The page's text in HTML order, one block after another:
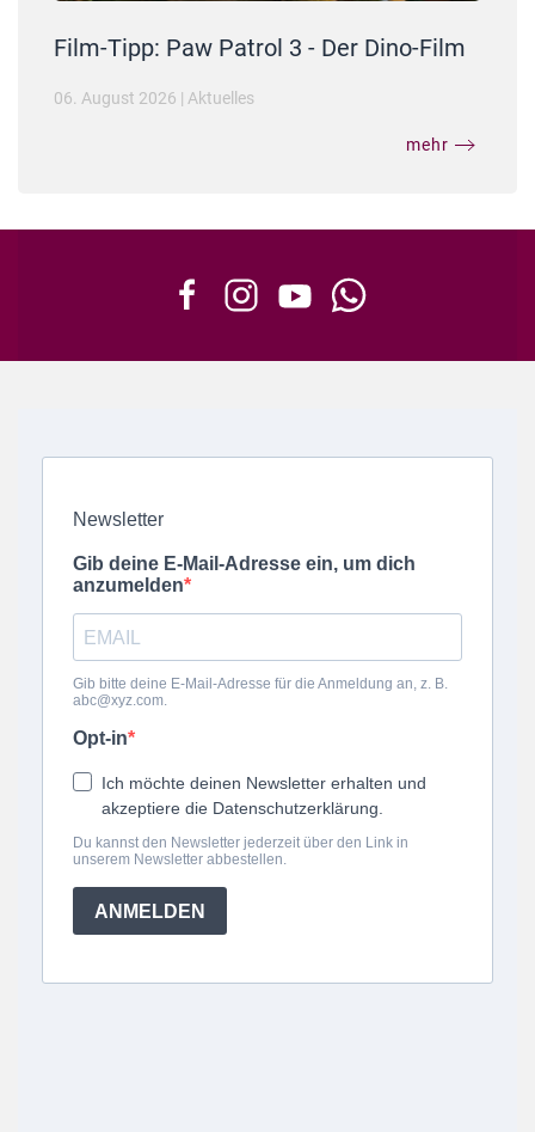
Film-Tipp: Paw Patrol 3 - Der Dino-Film
06. August 2026 | Aktuelles
mehr